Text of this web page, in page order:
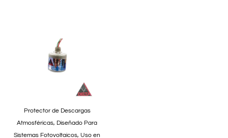
Protector de Descargas
Atmosféricas, Diseñado Para
Sistemas Fotovoltaicos, Uso en